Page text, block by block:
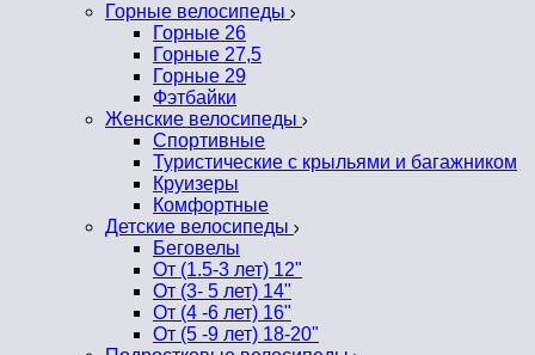
Горные велосипеды
Горные 26
Горные 27,5
Горные 29
Фэтбайки
Женские велосипеды
Спортивные
Туристические с крыльями и багажником
Круизеры
Комфортные
Детские велосипеды
Беговелы
От (1.5-3 лет) 12"
От (3- 5 лет) 14"
От (4 -6 лет) 16"
От (5 -9 лет) 18-20"